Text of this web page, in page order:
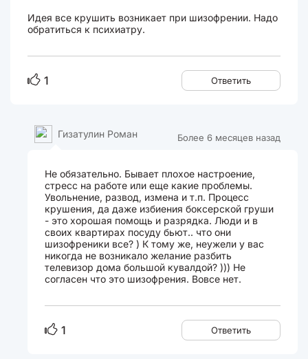
Идея все крушить возникает при шизофрении. Надо
обратиться к психиатру.
1 Ответить
Более 6 месяцев назад
Гизатулин Роман
Не обязательно. Бывает плохое настроение,
стресс на работе или еще какие проблемы.
Увольнение, развод, измена и т.п. Процесс
крушения, да даже избиения боксерской груши
- это хорошая помощь и разрядка. Люди и в
своих квартирах посуду бьют.. что они
шизофреники все? ) К тому же, неужели у вас
никогда не возникало желание разбить
телевизор дома большой кувалдой? ))) Не
согласен что это шизофрения. Вовсе нет.
1 Ответить